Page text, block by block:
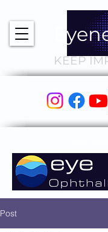
KEEP
Post